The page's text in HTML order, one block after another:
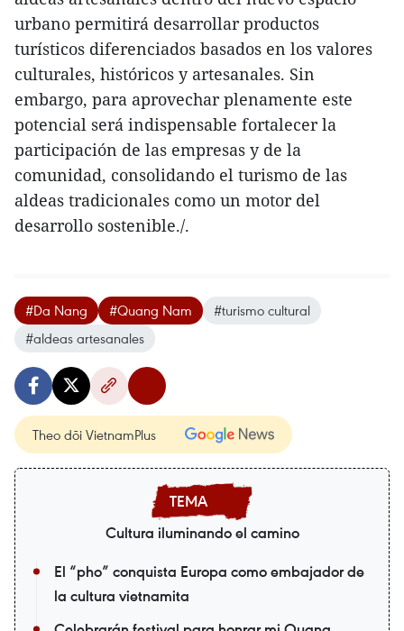
urbano permitirá desarrollar productos
turísticos diferenciados basados en los valores
culturales, históricos y artesanales. Sin
embargo, para aprovechar plenamente este
potencial será indispensable fortalecer la
participación de las empresas y de la
comunidad, consolidando el turismo de las
aldeas tradicionales como un motor del
desarrollo sostenible./.
#Da Nang #Quang Nam
#turismo cultural
#aldeas artesanales
Theo dõi VietnamPlus
Cultura iluminando el camino
El “pho” conquista Europa como embajador de
la cultura vietnamita